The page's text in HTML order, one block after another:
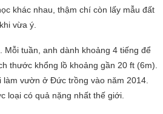
khác nhau, thậm chí còn lấy mẫu đất
vừa ý.
tuần, anh dành khoảng 4 tiếng để
thước khổng lồ khoảng gần 20 ft (6m).
vườn ở Đức trồng vào năm 2014.
loại có quả nặng nhất thế giới.